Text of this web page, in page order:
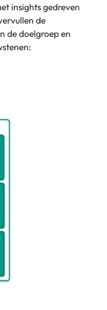
insights gedreven
de
de doelgroep en